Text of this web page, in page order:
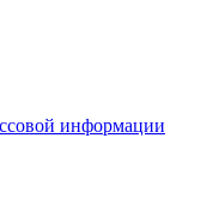
информации